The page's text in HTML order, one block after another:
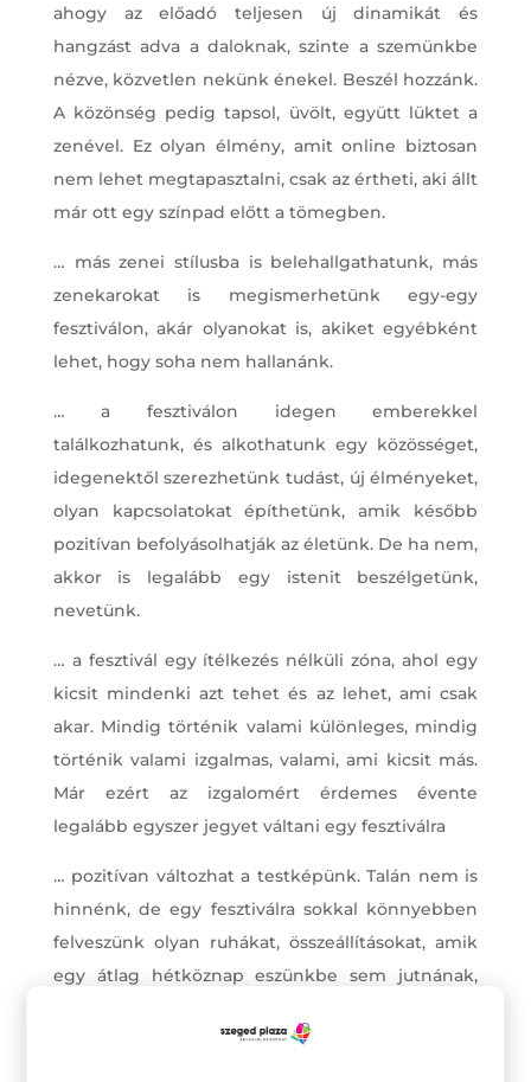
ahogy az előadó teljesen új dinamikát és
hangzást adva a daloknak, szinte a szemünkbe
nézve, közvetlen nekünk énekel. Beszél hozzánk.
A közönség pedig tapsol, üvölt, együtt lüktet a
zenével. Ez olyan élmény, amit online biztosan
nem lehet megtapasztalni, csak az értheti, aki állt
már ott egy színpad előtt a tömegben.
… más zenei stílusba is belehallgathatunk, más
zenekarokat is megismerhetünk egy-egy
fesztiválon, akár olyanokat is, akiket egyébként
lehet, hogy soha nem hallanánk.
… a fesztiválon idegen emberekkel
találkozhatunk, és alkothatunk egy közösséget,
idegenektől szerezhetünk tudást, új élményeket,
olyan kapcsolatokat építhetünk, amik később
pozitívan befolyásolhatják az életünk. De ha nem,
akkor is legalább egy istenit beszélgetünk,
nevetünk.
… a fesztivál egy ítélkezés nélküli zóna, ahol egy
kicsit mindenki azt tehet és az lehet, ami csak
akar. Mindig történik valami különleges, mindig
történik valami izgalmas, valami, ami kicsit más.
Már ezért az izgalomért érdemes évente
legalább egyszer jegyet váltani egy fesztiválra
… pozitívan változhat a testképünk. Talán nem is
hinnénk, de egy fesztiválra sokkal könnyebben
felveszünk olyan ruhákat, összeállításokat, amik
egy átlag hétköznap eszünkbe sem jutnának,
Régóta szemezel egy darabbal az üzletben, de